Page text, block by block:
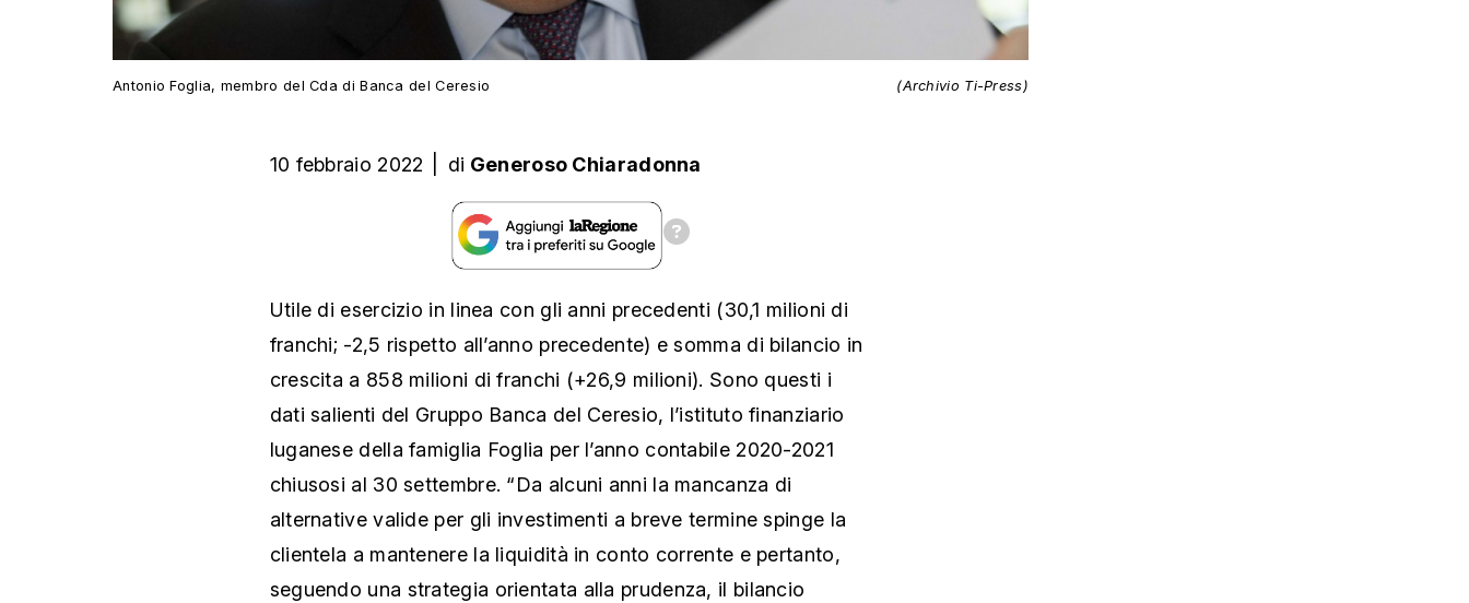
Antonio Foglia, membro del Cda di Banca del Ceresio (Archivio Ti-Press)
10 febbraio 2022 di Generoso Chiaradonna
Utile di esercizio in linea con gli anni precedenti (30,1 milioni di
franchi; -2,5 rispetto all’anno precedente) e somma di bilancio in
crescita a 858 milioni di franchi (+26,9 milioni). Sono questi i
dati salienti del Gruppo Banca del Ceresio, l’istituto finanziario
luganese della famiglia Foglia per l’anno contabile 2020-2021
chiusosi al 30 settembre. “Da alcuni anni la mancanza di
alternative valide per gli investimenti a breve termine spinge la
clientela a mantenere la liquidità in conto corrente e pertanto,
seguendo una strategia orientata alla prudenza, il bilancio